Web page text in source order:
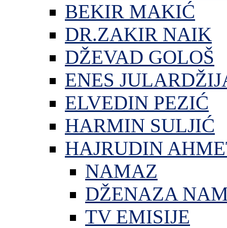
BEKIR MAKIĆ
DR.ZAKIR NAIK
DŽEVAD GOLOŠ
ENES
ELVEDIN PEZIĆ
HARMIN SULJIĆ
HAJRUDIN
NAMAZ
DŽENAZA
TV EMISIJE